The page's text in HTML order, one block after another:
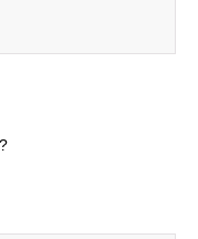
thuật phát sinh trong
sản xuất
miễn phí linh kiện
và linh hoạt
trong ngày và nhanh